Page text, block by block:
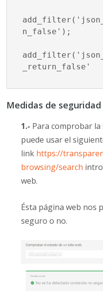
n_false');
_return_false'
Medidas de
1.- Para comprobar
puede usar el
link https://
browsing/search
web.
Ésta página web nos
seguro o no.